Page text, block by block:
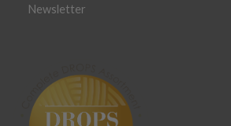
Newsletter